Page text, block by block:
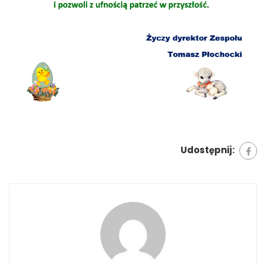
Udostępnij: